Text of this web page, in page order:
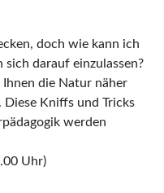
doch wie kann ich
sich darauf einzulassen?
die Natur näher
Diese Kniffs und Tricks
werden
Uhr)